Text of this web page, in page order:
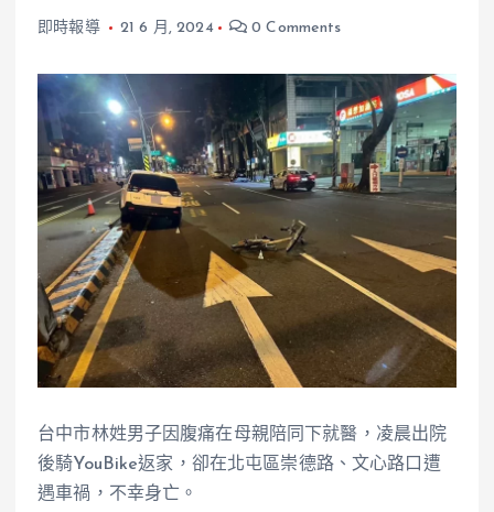
即時報導 21 6 月, 2024 0 Comments
台中市林姓男子因腹痛在母親陪同下就醫，凌晨出院
後騎YouBike返家，卻在北屯區崇德路、文心路口遭
遇車禍，不幸身亡。